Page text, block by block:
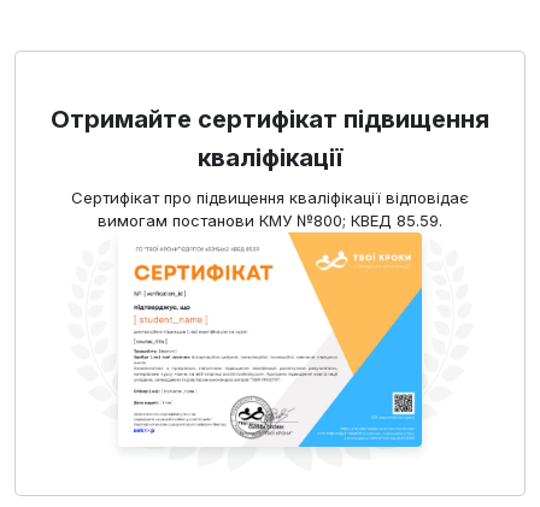
Отримайте сертифікат підвищення
кваліфікації
Сертифікат про підвищення кваліфікації відповідає
вимогам постанови КМУ №800; КВЕД 85.59.